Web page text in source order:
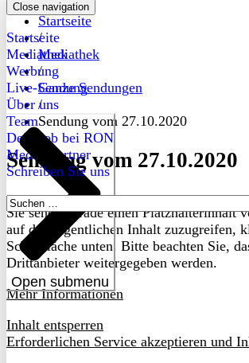
Close navigation
Startseite
Mediathek
Werbung
Live-Sendung
Über uns
Open submenu
Team
Dein Job bei RON
Medienpartner
Schreiben Sie uns
Suchen
nach:
Startseite
/
Mediathek
/
Ganze Sendungen
/
Sendung vom 27.10.2020
Sendung vom 27.10.2020
Sie sehen gerade einen Platzhalterinhalt
auf den eigentlichen Inhalt zuzugreifen,
Schaltfläche unten. Bitte beachten Sie,
Drittanbieter weitergegeben werden.
Mehr Informationen
Inhalt entsperren
Erforderlichen Service akzeptieren und